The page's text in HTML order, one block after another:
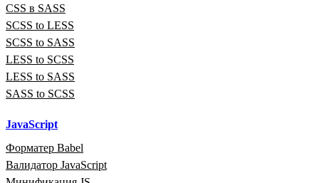
CSS в SASS
SCSS to LESS
SCSS to SASS
LESS to SCSS
LESS to SASS
SASS to SCSS
JavaScript
Форматер Babel
Валидатор JavaScript